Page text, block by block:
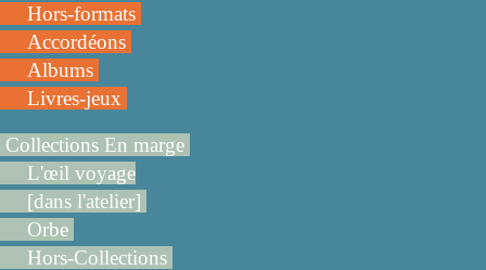
Hors-formats
Accordéons
Albums
Livres-jeux
Collections En marge
L'œil voyage
[dans l'atelier]
Orbe
Hors-Collections